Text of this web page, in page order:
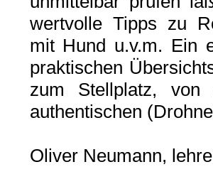
wertvolle Tipps zu
mit Hund u.v.m. Ein
praktischen
zum Stellplatz,
authentischen
Oliver Neumann,